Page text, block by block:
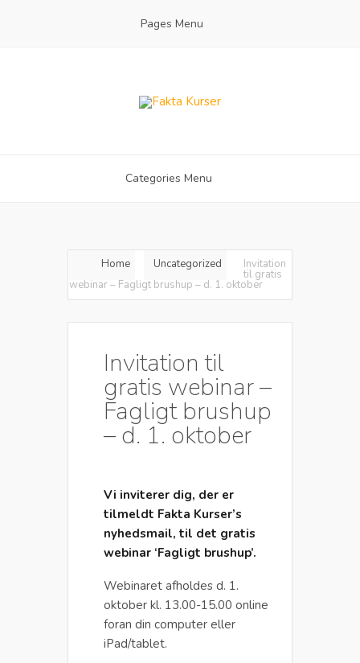
Pages Menu
Categories Menu
Home Uncategorized Invitation
til gratis
webinar – Fagligt brushup – d. 1. oktober
Invitation til
gratis webinar –
Fagligt brushup
– d. 1. oktober
Vi inviterer dig, der er
tilmeldt Fakta Kurser’s
nyhedsmail, til det gratis
webinar ‘Fagligt brushup’.
Webinaret afholdes d. 1.
oktober kl. 13.00-15.00 online
foran din computer eller
iPad/tablet.